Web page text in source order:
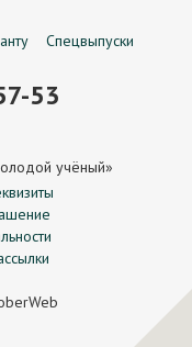
Спецвыпуски
53
учёный»